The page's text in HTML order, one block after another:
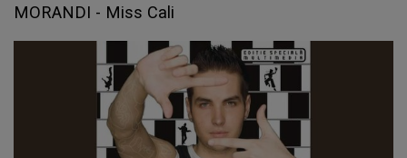
MORANDI - Miss Cali